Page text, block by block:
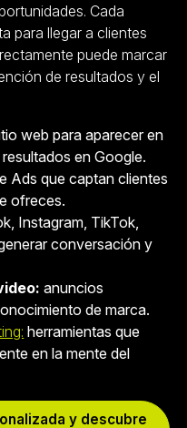
Cada
para llegar a clientes
puede marcar
de resultados y el
web para aparecer en
en Google.
Ads que captan clientes
ofreces.
Instagram, TikTok,
conversación y
anuncios
de marca.
herramientas que
en la mente del
y descubre